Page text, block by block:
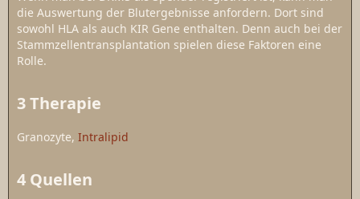
die Auswertung der Blutergebnisse anfordern. Dort sind
sowohl HLA als auch KIR Gene enthalten. Denn auch bei der
Stammzellentransplantation spielen diese Faktoren eine
Rolle.
3Therapie
Granozyte, Intralipid
4 Quellen